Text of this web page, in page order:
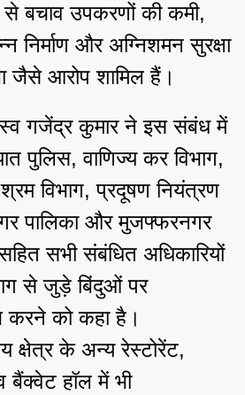
बचाव उपकरणों की कमी,
निर्माण और अग्निशमन सुरक्षा
जैसे आरोप शामिल हैं।
गजेंद्र कुमार ने इस संबंध में
पुलिस, वाणिज्य कर विभाग,
श्रम विभाग, प्रदूषण नियंत्रण
पालिका और मुजफ्फरनगर
सभी संबंधित अधिकारियों
से जुड़े बिंदुओं पर
करने को कहा है।
क्षेत्र के अन्य रेस्टोरेंट,
बैंक्वेट हॉल में भी